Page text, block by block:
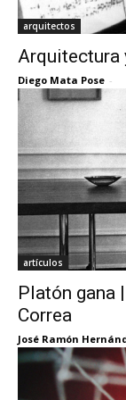
arquitectos
Arquitectura
Diego Mata Pose -
artículos
Platón gana
Correa
José Ramón